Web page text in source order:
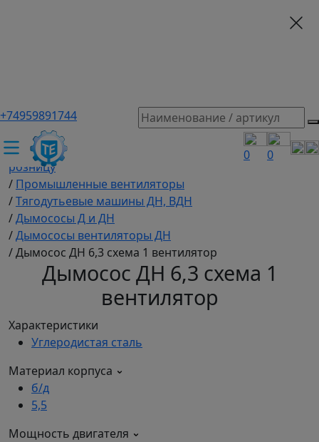
+74959891744
0 0
ТЕХЭКСПЕРТ российский производитель частотные
преобразователи, насосы, и вентиляция
/Промышленное оборудование купить оптом и в
розницу
/ Промышленные вентиляторы
/Тягодутьевые машины ДН, ВДН
/Дымососы Д и ДН
/Дымососы вентиляторы ДН
/Дымосос ДН 6,3 схема 1 вентилятор
Дымосос ДН 6,3 схема 1
вентилятор
Характеристики
Углеродистая сталь
Материал корпуса
б/д
5,5
Мощность двигателя